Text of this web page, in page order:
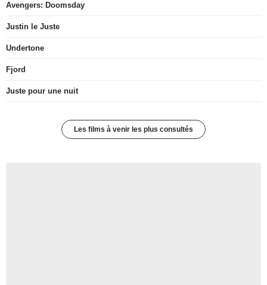
Avengers: Doomsday
Justin le Juste
Undertone
Fjord
Juste pour une nuit
Les films à venir les plus consultés